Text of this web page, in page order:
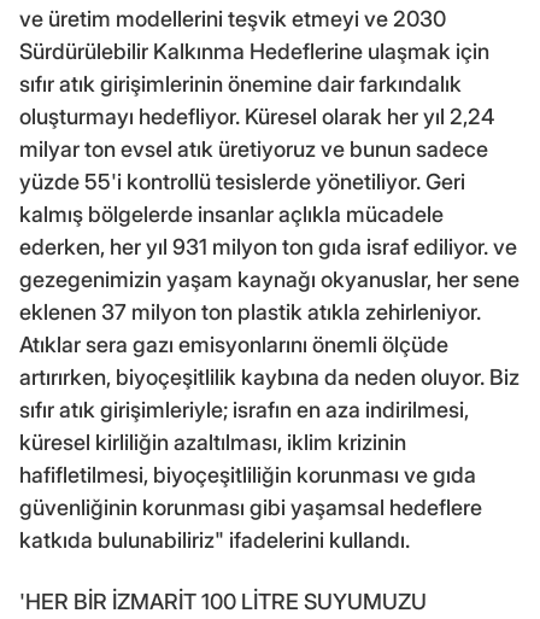
ve üretim modellerini teşvik etmeyi ve 2030
Sürdürülebilir Kalkınma Hedeflerine ulaşmak için
sıfır atık girişimlerinin önemine dair farkındalık
oluşturmayı hedefliyor. Küresel olarak her yıl 2,24
milyar ton evsel atık üretiyoruz ve bunun sadece
yüzde 55'i kontrollü tesislerde yönetiliyor. Geri
kalmış bölgelerde insanlar açlıkla mücadele
ederken, her yıl 931 milyon ton gıda israf ediliyor. ve
gezegenimizin yaşam kaynağı okyanuslar, her sene
eklenen 37 milyon ton plastik atıkla zehirleniyor.
Atıklar sera gazı emisyonlarını önemli ölçüde
artırırken, biyoçeşitlilik kaybına da neden oluyor. Biz
sıfır atık girişimleriyle; israfın en aza indirilmesi,
küresel kirliliğin azaltılması, iklim krizinin
hafifletilmesi, biyoçeşitliliğin korunması ve gıda
güvenliğinin korunması gibi yaşamsal hedeflere
katkıda bulunabiliriz" ifadelerini kullandı.
'HER BİR İZMARİT 100 LİTRE SUYUMUZU